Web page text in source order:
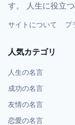
す。 人生に役立
サイトについて プ
人気カテゴリ
人生の名言
成功の名言
友情の名言
恋愛の名言